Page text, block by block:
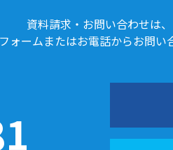
資料請求・お問い合わせは、
ォームまたはお電話からお問い